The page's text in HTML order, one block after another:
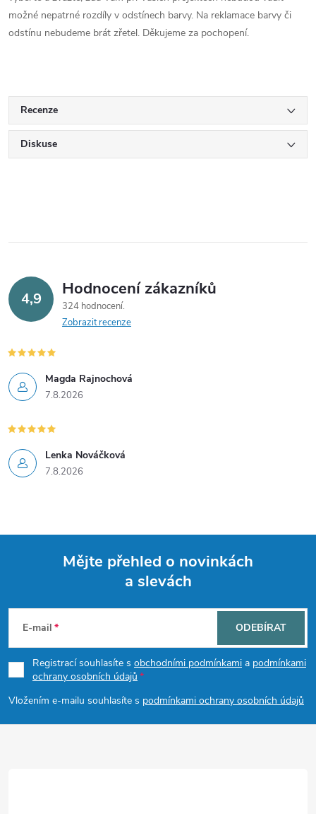
možné nepatrné rozdíly v odstínech barvy. Na reklamace barvy či
odstínu nebudeme brát zřetel. Děkujeme za pochopení.
Recenze
Diskuse
4,9 Hodnocení zákazníků
324 hodnocení
Zobrazit recenze
Magda Rajnochová
7.8.2026
Lenka Nováčková
7.8.2026
p
a
t
Mějte přehled o novinkách
a slevách
E-mail
Registrací souhlasíte s obchodními podmínkami a podmínkami
ochrany osobních údajů
Vložením e-mailu souhlasíte s podmínkami ochrany osobních údajů
ODEBÍRAT